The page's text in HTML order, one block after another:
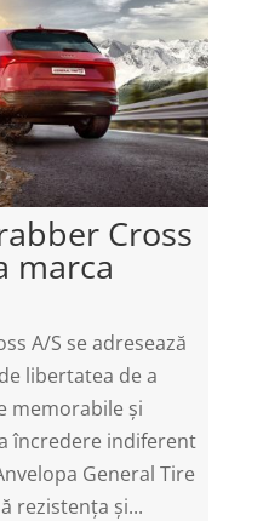
Cross
marca
A/S se adresează
libertatea de a
memorabile și
încredere indiferent
General Tire
rezistența și...